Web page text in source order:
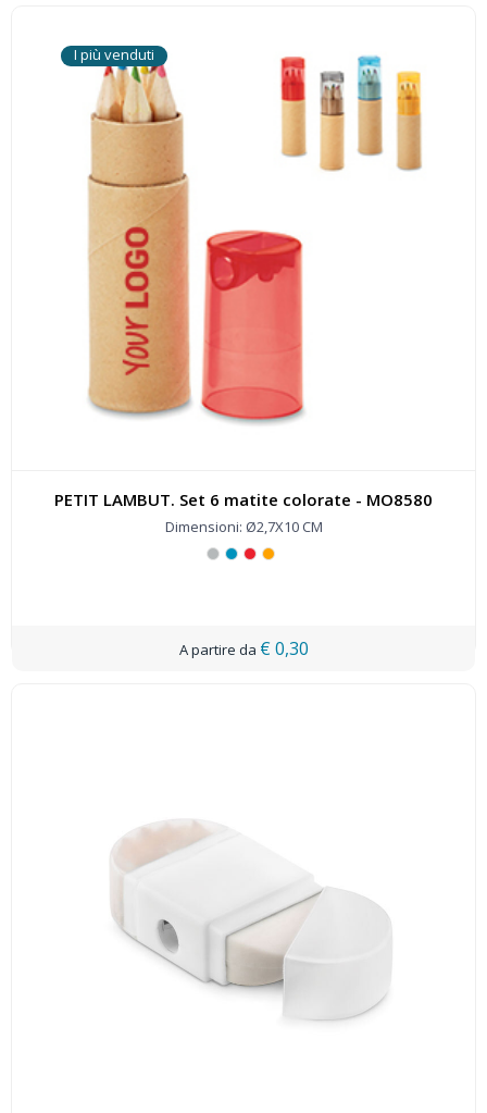
I più venduti
PETIT LAMBUT. Set 6 matite colorate - MO8580
Dimensioni: Ø2,7X10 CM
€ 0,30